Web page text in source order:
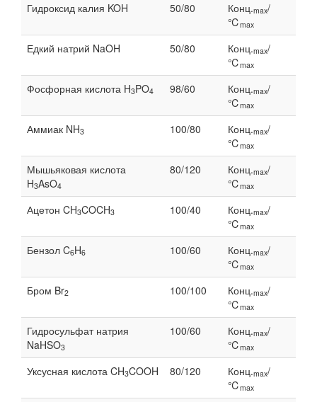
Гидроксид калия KOH 50/80 Конц.max/
℃max
Едкий натрий NaOH 50/80 Конц.max/
℃max
Фосфорная кислота H3PO4 98/60 Конц.max/
℃max
Аммиак NH3 100/80 Конц.max/
℃max
Мышьяковая кислота
H3AsO4
80/120 Конц.max/
℃max
Ацетон CH3COCH3 100/40 Конц.max/
℃max
Бензол C6H6 100/60 Конц.max/
℃max
Бром Br2 100/100 Конц.max/
℃max
Гидросульфат натрия
NaHSO3
100/60 Конц.max/
℃max
Уксусная кислота CH3COOH 80/120 Конц.max/
℃max